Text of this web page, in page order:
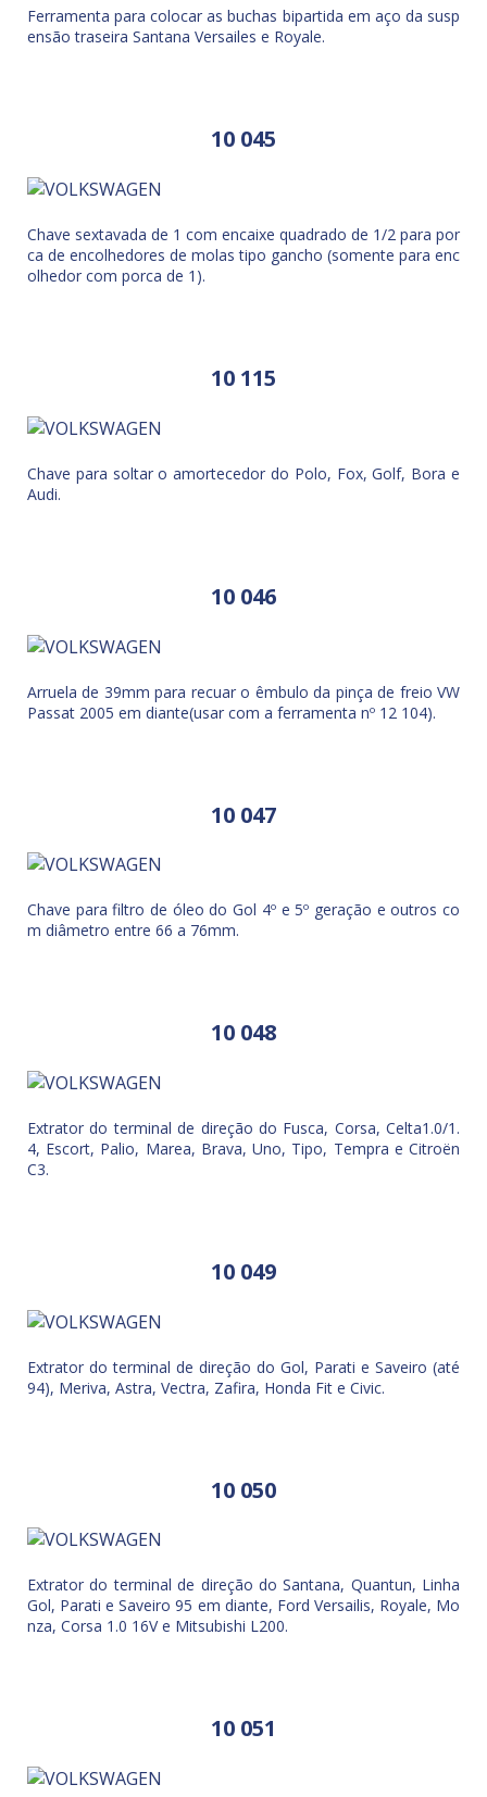
Ferramenta para colocar as buchas bipartida em aço da susp
ensão traseira Santana Versailes e Royale.
10 045
Chave sextavada de 1 com encaixe quadrado de 1/2 para por
ca de encolhedores de molas tipo gancho (somente para enc
olhedor com porca de 1).
10 115
Chave para soltar o amortecedor do Polo, Fox, Golf, Bora e
Audi.
10 046
Arruela de 39mm para recuar o êmbulo da pinça de freio VW
Passat 2005 em diante(usar com a ferramenta nº 12 104).
10 047
Chave para filtro de óleo do Gol 4º e 5º geração e outros co
m diâmetro entre 66 a 76mm.
10 048
Extrator do terminal de direção do Fusca, Corsa, Celta1.0/1.
4, Escort, Palio, Marea, Brava, Uno, Tipo, Tempra e Citroën
C3.
10 049
Extrator do terminal de direção do Gol, Parati e Saveiro (até
94), Meriva, Astra, Vectra, Zafira, Honda Fit e Civic.
10 050
Extrator do terminal de direção do Santana, Quantun, Linha
Gol, Parati e Saveiro 95 em diante, Ford Versailis, Royale, Mo
nza, Corsa 1.0 16V e Mitsubishi L200.
10 051